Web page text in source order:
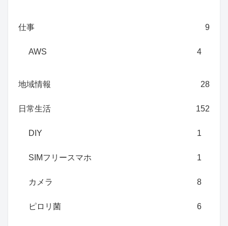
仕事 9
AWS 4
地域情報 28
日常生活 152
DIY 1
SIMフリースマホ 1
カメラ 8
ピロリ菌 6